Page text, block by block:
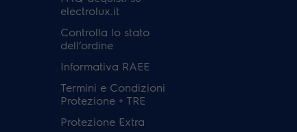
electrolux.it
Controlla lo stato
dell’ordine
Informativa RAEE
Termini e Condizioni
Protezione + TRE
Protezione Extra